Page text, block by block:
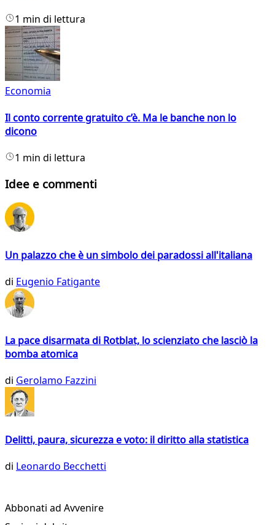
1 min di lettura
Economia
Il conto corrente gratuito c’è. Ma le banche non lo
dicono
1 min di lettura
Idee e commenti
Un palazzo che è un simbolo dei paradossi all'italiana
di Eugenio Fatigante
La pace disarmata di Rotblat, lo scienziato che lasciò la
bomba atomica
di Gerolamo Fazzini
Delitti, paura, sicurezza e voto: il diritto alla statistica
di Leonardo Becchetti
Abbonati ad Avvenire